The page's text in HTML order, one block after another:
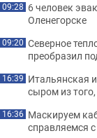
09:28 6 человек
Оленегорске
09:20 Северное
преобразил
16:39 Итальянская
сыром из
16:36 Маскируем
справляемся